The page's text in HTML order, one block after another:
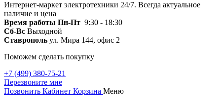
Интернет-маркет электротехники 24/7. Всегда актуальное
наличие и цена
Время работы Пн-Пт 9:30 - 18:30
Сб-Вс Выходной
Ставрополь ул. Мира 144, офис 2
Поможем сделать покупку
+7 (499) 380-75-21
Перезвоните мне
Позвонить Кабинет Корзина Меню